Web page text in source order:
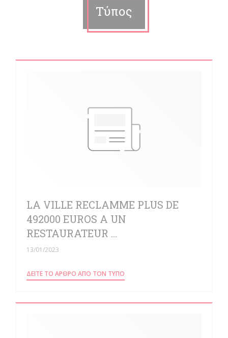
Τύπος
LA VILLE RECLAMME PLUS DE
492000 EUROS A UN
RESTAURATEUR ...
13/01/2023
ΔΕΊΤΕ ΤΟ ΆΡΘΡΟ ΑΠΌ ΤΟΝ ΤΎΠΟ